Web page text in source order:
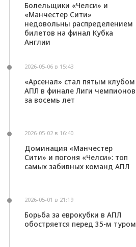
Болельщики «Челси» и
«Манчестер Сити»
недовольны распределением
билетов на финал Кубка
Англии
2026-05-06 в 15:43
«Арсенал» стал пятым клубом
АПЛ в финале Лиги чемпионов
за восемь лет
2026-05-02 в 16:40
Доминация «Манчестер
Сити» и погоня «Челси»: топ
самых забивных команд АПЛ
2026-05-01 в 21:19
Борьба за еврокубки в АПЛ
обостряется перед 35-м туром